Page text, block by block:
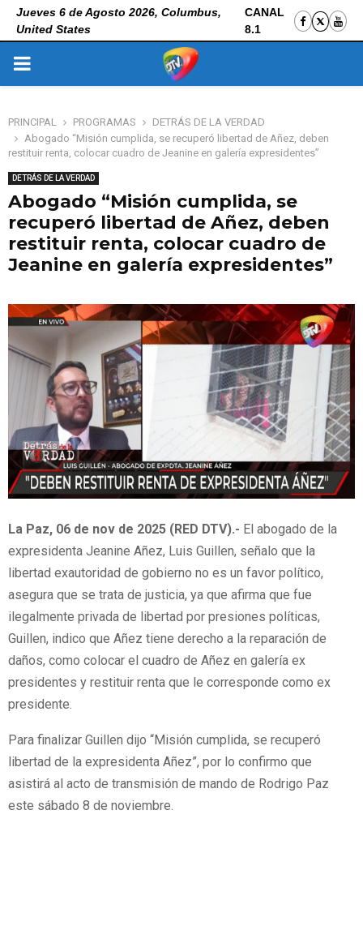
Jueves 6 de Agosto 2026, Columbus,
United States
CANAL
8.1
PRIMARY
PRINCIPAL PROGRAMAS
DETRÁS DE LA VERDAD
Abogado “Misión cumplida, se recuperó libertad de Añez, deben
restituir renta, colocar cuadro de Jeanine en galería expresidentes”
DETRÁS DE LA VERDAD
Abogado “Misión cumplida, se
recuperó libertad de Añez, deben
restituir renta, colocar cuadro de
Jeanine en galería expresidentes”
La Paz, 06 de nov de 2025 (RED DTV).- El abogado de la
expresidenta Jeanine Añez, Luis Guillen, señalo que la
libertad exautoridad de gobierno no es un favor político,
asegura que se trata de justicia, ya que afirma que fue
ilegalmente privada de libertad por presiones políticas,
Guillen, indico que Añez tiene derecho a la reparación de
daños, como colocar el cuadro de Añez en galería ex
presidentes y restituir renta que le corresponde como ex
presidente.
Para finalizar Guillen dijo “Misión cumplida, se recuperó
libertad de la expresidenta Añez”, por lo confirmo que
asistirá al acto de transmisión de mando de Rodrigo Paz
este sábado 8 de noviembre.